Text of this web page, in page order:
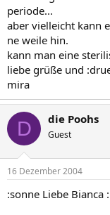
periode...
aber vielleicht kann
ne weile hin.
kann man eine
liebe grüße und
mira
D die Poohs
Guest
16 Dezember 2004
:sonne Liebe Bianca